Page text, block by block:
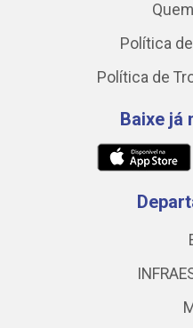
Política
Política de
Baixe já